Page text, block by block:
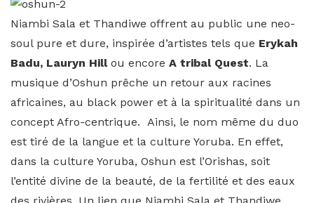
Niambi Sala et Thandiwe offrent au public une neo-
soul pure et dure, inspirée d’artistes tels que Erykah
Badu, Lauryn Hillou encore A tribal Quest. La
musique d’Oshun prêche un retour aux racines
africaines, au black power et à la spiritualité dans un
concept Afro-centrique. Ainsi, le nom même du duo
est tiré de la langue et la culture Yoruba. En effet,
dans la culture Yoruba, Oshun est l’Orishas, soit
l’entité divine de la beauté, de la fertilité et des eaux